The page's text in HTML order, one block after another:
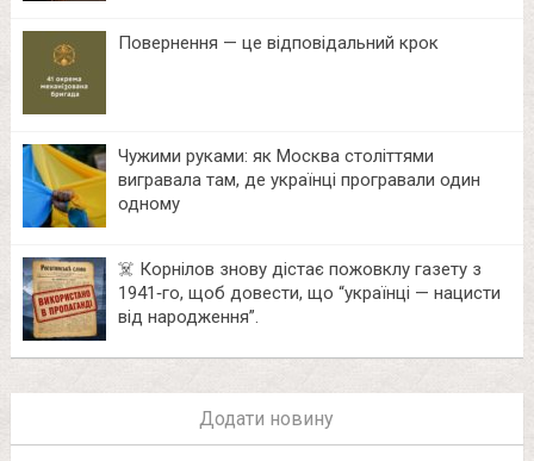
Повернення — це відповідальний крок
Чужими руками: як Москва століттями
вигравала там, де українці програвали один
одному
☠️ Корнілов знову дістає пожовклу газету з
1941‑го, щоб довести, що “українці — нацисти
від народження”.
Додати новину